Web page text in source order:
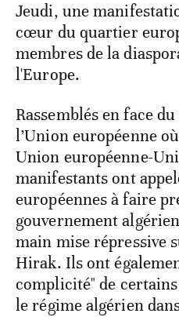
Jeudi, une
cœur du quartier
membres de la
l'Europe.
Rassemblés en face
l’Union européenne
Union européenne-
manifestants ont
européennes à faire
gouvernement
main mise répressive
Hirak. Ils ont
complicité" de
le régime algérien